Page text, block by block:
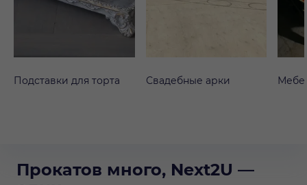
Подставки для торта Свадебные арки
Прокатов много, Next2U —